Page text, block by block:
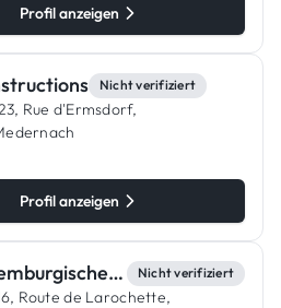
Profil anzeigen
Nicht verifiziert
23, Rue d'Ermsdorf,
Profil anzeigen
LTE - Luxemburgische Trockenbau & Estrich Nicht verifiziert
Route de Larochette,